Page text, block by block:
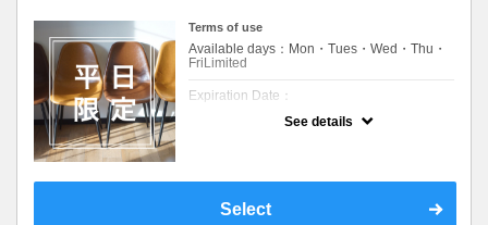
Terms of use
Available days：Mon・Tues・Wed・Thu・
FriLimited
Expiration Date：
新規限定の平日のみのクーポンです★
平日クーポン●シャンプーブロー込●ロング料
提案させて頂きます●選べるシャンプー付き●
See details
Select